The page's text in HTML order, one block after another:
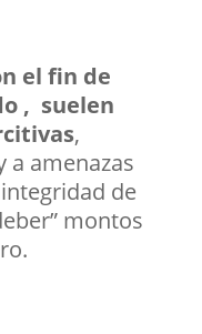
el fin de
, suelen
,
a amenazas
de
montos